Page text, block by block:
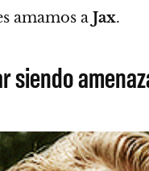
amamos a Jax.
siendo